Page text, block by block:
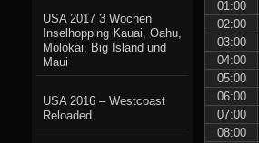
01:00
02:00
03:00
04:00
05:00
06:00
07:00
08:00
USA 2017 3 Wochen
Inselhopping Kauai, Oahu,
Molokai, Big Island und
Maui
USA 2016 – Westcoast
Reloaded